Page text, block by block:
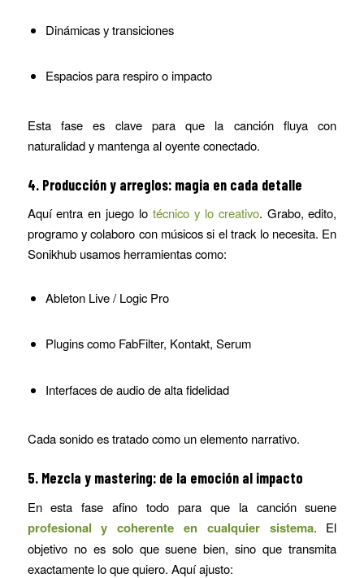
Dinámicas y transiciones
Espacios para respiro o impacto
Esta fase es clave para que la canción fluya con
naturalidad y mantenga al oyente conectado.
4. Producción y arreglos: magia en cada detalle
Aquí entra en juego lo técnico y lo creativo. Grabo, edito,
programo y colaboro con músicos si el track lo necesita. En
Sonikhub usamos herramientas como:
Ableton Live / Logic Pro
Plugins como FabFilter, Kontakt, Serum
Interfaces de audio de alta fidelidad
Cada sonido es tratado como un elemento narrativo.
5. Mezcla y mastering: de la emoción al impacto
En esta fase afino todo para que la canción suene
profesional y coherente en cualquier sistema. El
objetivo no es solo que suene bien, sino que transmita
exactamente lo que quiero. Aquí ajusto: